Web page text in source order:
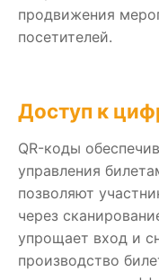
продвижения
посетителей.
Доступ к
QR-коды
управления
позволяют
через
упрощает вход и
производство